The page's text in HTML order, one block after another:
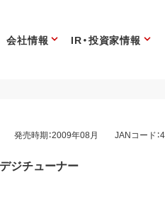
会社情報 IR・投資家情報
発売時期：2009年08月 JANコード
ジチューナー